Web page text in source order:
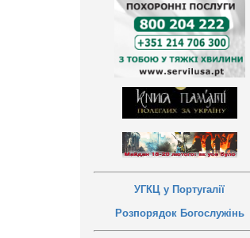
УГКЦ у Португалії
Розпорядок Богослужінь